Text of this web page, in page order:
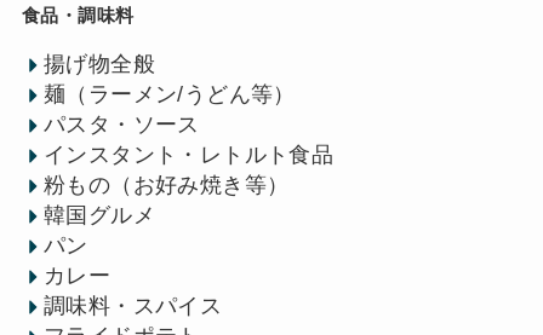
食品・調味料
揚げ物全般
麺（ラーメン/うどん等）
パスタ・ソース
インスタント・レトルト食品
粉もの（お好み焼き等）
韓国グルメ
パン
カレー
調味料・スパイス